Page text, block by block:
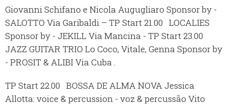
Giovanni Schifano e Nicola Augugliaro Sponsor by -
SALOTTO Via Garibaldi – TP Start 21.00 LOCALIES
Sponsor by - JEKILL Via Mancina - TP Start 23.00
JAZZ GUITAR TRIO Lo Coco, Vitale, Genna Sponsor by
- PROSIT & ALIBI Via Cuba .
TP Start 22.00 BOSSA DE ALMA NOVA Jessica
Allotta: voice & percussion - voz & percussão Vito